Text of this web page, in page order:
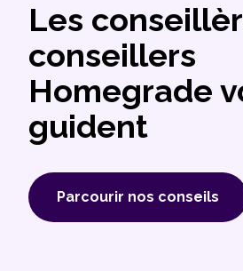
Les
conseillers
Homegrade
guident
Parcourir nos conseils